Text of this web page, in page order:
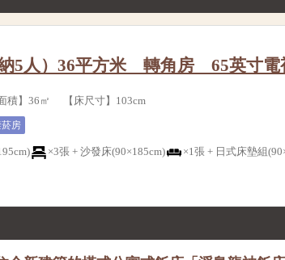
5人）36平方米 轉角房 65英寸電
積】36㎡ 【床尺寸】103cm
房
×3張 + 沙發床(90×185cm) ×1張 + 日式床墊組